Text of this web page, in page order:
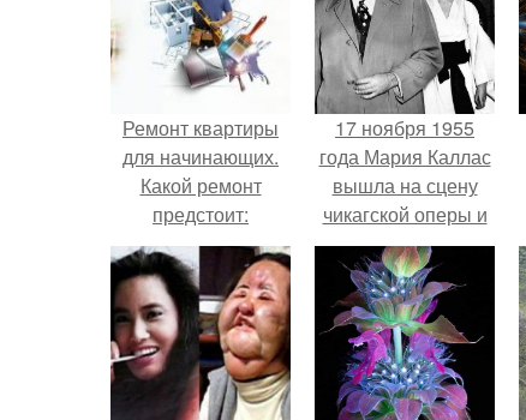
Ремонт квартиры
для начинающих.
Какой ремонт
предстоит:
косметический или
капитальный
17 ноября 1955
года Мария Каллас
вышла на сцену
чикагской оперы и
сорвала овации.